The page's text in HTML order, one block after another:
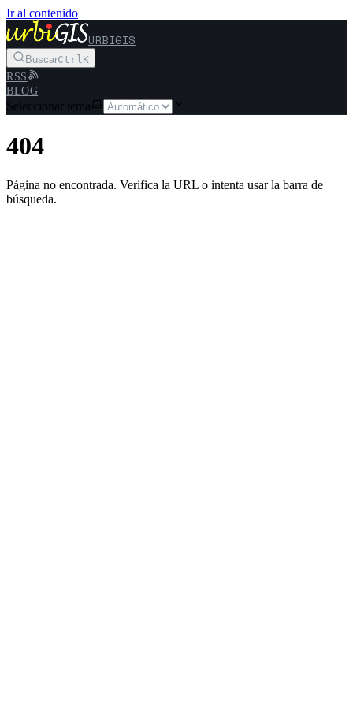
Ir al contenido
URBIGIS
BuscarCtrlK
RSS
BLOG
Seleccionar tema
404
Página no encontrada. Verifica la URL o intenta usar la barra de
búsqueda.